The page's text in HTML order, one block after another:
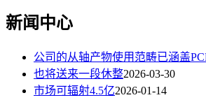
新闻中心
公司的从轴产物使用范畴已涵盖
也将送来一段休整2026-03-30
市场可辐射4.5亿2026-01-14